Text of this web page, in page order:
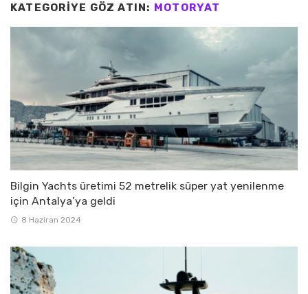
KATEGORIYE GÖZ ATIN: MOTORYAT
Bilgin Yachts üretimi 52 metrelik süper yat yenilenme
için Antalya’ya geldi
8 Haziran 2024